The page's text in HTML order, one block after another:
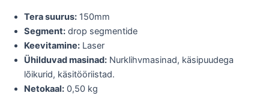
Tera suurus: 150mm
Segment: drop segmentide
Keevitamine: Laser
Ühilduvad masinad: Nurklihvmasinad, käsipuudega
lõikurid, käsitööriistad.
Netokaal: 0,50 kg